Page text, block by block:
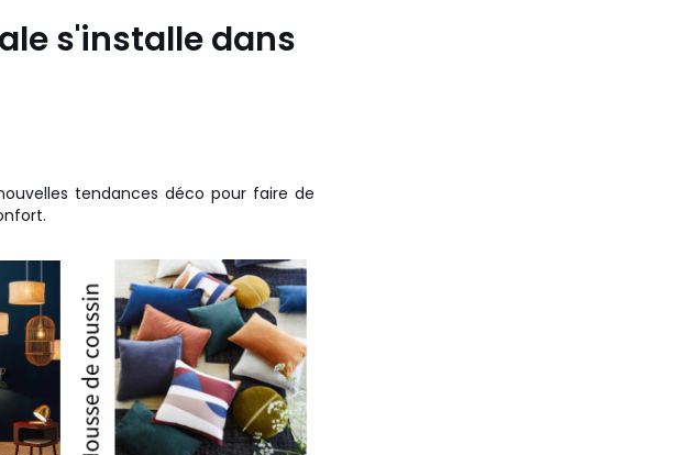
s'installe dans
tendances déco pour faire de